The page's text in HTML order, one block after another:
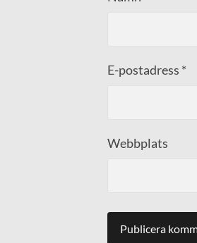
E-postadress *
Webbplats